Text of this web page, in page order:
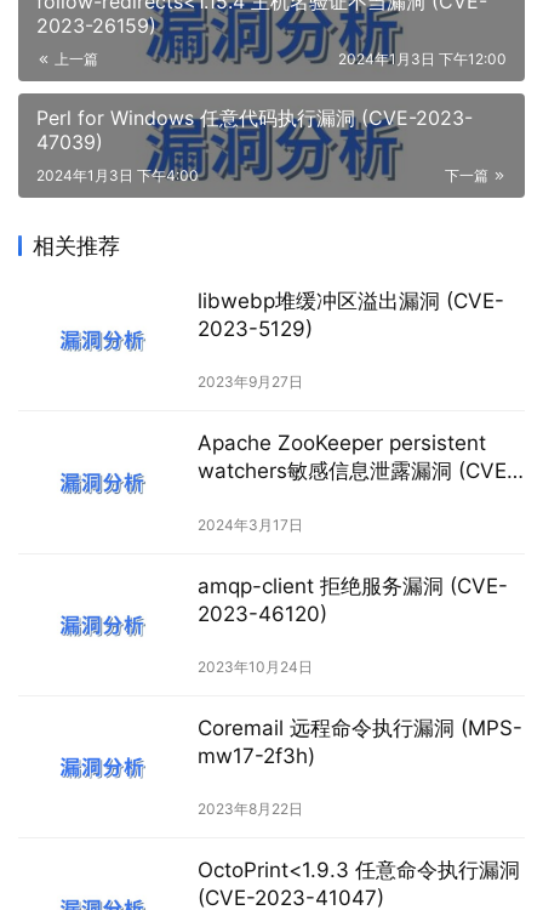
2023-26159)
上一篇 2024年1月3日 下午12:00
Perl for Windows 任意代码执行漏洞 (CVE-2023-
47039)
下一篇
2024年1月3日 下午4:00
相关推荐
libwebp堆缓冲区溢出漏洞 (CVE-
2023-5129)
2023年9月27日
Apache ZooKeeper persistent
watchers敏感信息泄露漏洞 (CVE-
2024年3月17日
amqp-client 拒绝服务漏洞 (CVE-
2023-46120)
2023年10月24日
Coremail 远程命令执行漏洞 (MPS-
mw17-2f3h)
2023年8月22日
OctoPrint<1.9.3 任意命令执行漏洞
(CVE-2023-41047)